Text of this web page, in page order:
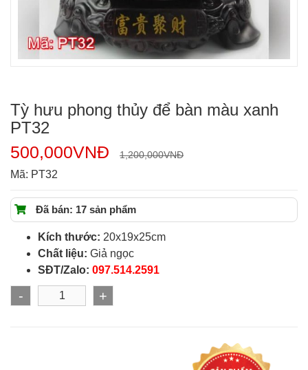
Tỳ hưu phong thủy để bàn màu xanh
PT32
1,200,000VNĐ
500,000VNĐ
Mã: PT32
Đã bán: 17 sản phẩm
Kích thước: 20x19x25cm
Chất liệu: Giả ngọc
SĐT/Zalo: 097.514.2591
- +